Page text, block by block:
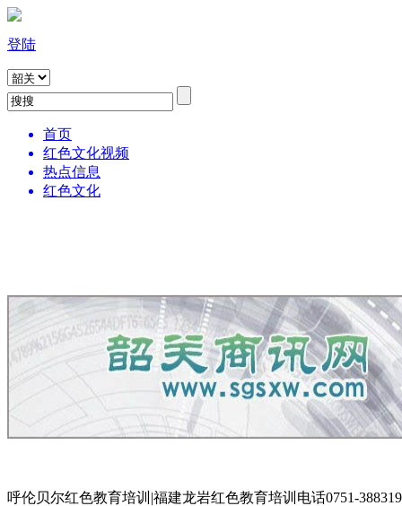
登陆
首页
红色文化视频
热点信息
红色文化
呼伦贝尔红色教育培训|福建龙岩红色教育培训电话0751-